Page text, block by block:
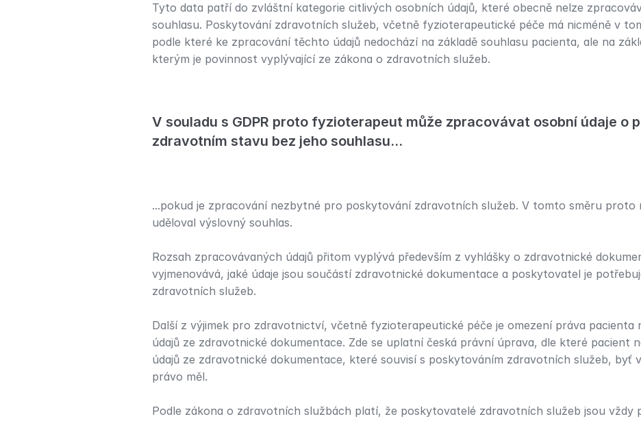
Tyto data patří do zvláštní kategorie citlivých osobních údajů, které obecně nelze
souhlasu. Poskytování zdravotních služeb, včetně fyzioterapeutické péče má nicméně v
podle které ke zpracování těchto údajů nedochází na základě souhlasu pacienta, ale na
kterým je povinnost vyplývající ze zákona o zdravotních služeb.
V souladu s GDPR proto fyzioterapeut může zpracovávat osobní údaje o
zdravotním stavu bez jeho souhlasu...
...pokud je zpracování nezbytné pro poskytování zdravotních služeb. V tomto směru proto
uděloval výslovný souhlas.
Rozsah zpracovávaných údajů přitom vyplývá především z vyhlášky o zdravotnické
vyjmenovává, jaké údaje jsou součástí zdravotnické dokumentace a poskytovatel je
zdravotních služeb.
Další z výjimek pro zdravotnictví, včetně fyzioterapeutické péče je omezení práva pacienta
údajů ze zdravotnické dokumentace. Zde se uplatní česká právní úprava, dle které pacient
údajů ze zdravotnické dokumentace, které souvisí s poskytováním zdravotních služeb, byť
právo měl.
Podle zákona o zdravotních službách platí, že poskytovatelé zdravotních služeb jsou vždy